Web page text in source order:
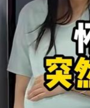
梁家辉：到内
全民健身事业
台当局重金为“
几元成本的AI